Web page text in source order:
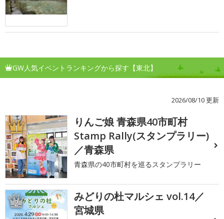
GW人気イベントランキングから探す【東北】
2026/08/10 更新
1
りんご娘 青森県40市町村
Stamp Rally(スタンプラリー)
／青森県
青森県の40市町村を巡るスタンプラリー
2
みどりの杜マルシェ vol.14／
宮城県